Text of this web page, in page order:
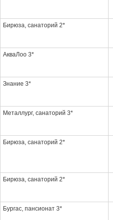
Бирюза, санаторий 2*
АкваЛоо 3*
Знание 3*
Металлург, санаторий 3*
Бирюза, санаторий 2*
Бирюза, санаторий 2*
Бургас, пансионат 3*